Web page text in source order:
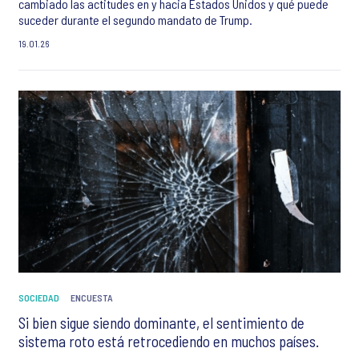
cambiado las actitudes en y hacia Estados Unidos y qué puede
suceder durante el segundo mandato de Trump.
19.01.26
SOCIEDAD ENCUESTA
Si bien sigue siendo dominante, el sentimiento de
sistema roto está retrocediendo en muchos países.